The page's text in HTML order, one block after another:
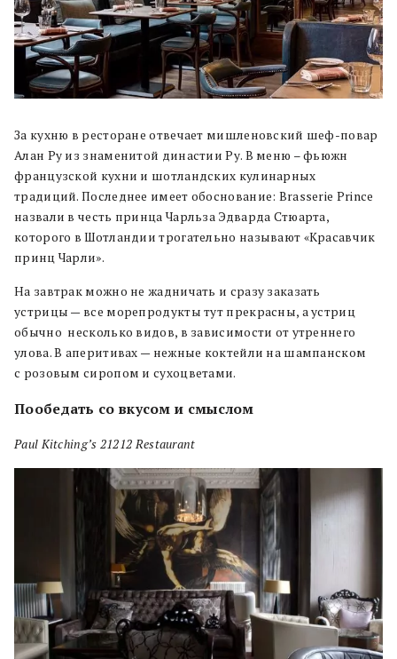
За кухню в ресторане отвечает мишленовский шеф-повар
Алан Ру из знаменитой династии Ру. В меню – фьюжн
французской кухни и шотландских кулинарных
традиций. Последнее имеет обоснование: Brasserie Prince
назвали в честь принца Чарльза Эдварда Стюарта,
которого в Шотландии трогательно называют «Красавчик
принц Чарли».
На завтрак можно не жадничать и сразу заказать
устрицы — все морепродукты тут прекрасны, а устриц
обычно несколько видов, в зависимости от утреннего
улова. В аперитивах — нежные коктейли на шампанском
с розовым сиропом и сухоцветами.
Пообедать со вкусом и смыслом
Paul Kitching’s 21212 Restaurant